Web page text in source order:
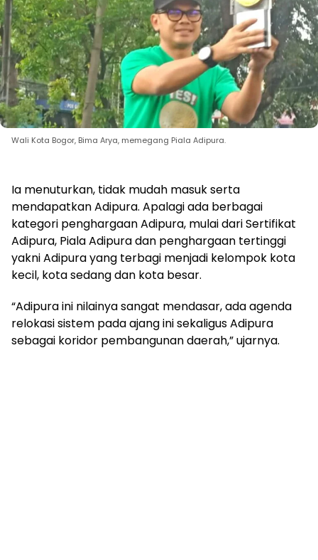
Wali Kota Bogor, Bima Arya, memegang Piala Adipura.
Ia menuturkan, tidak mudah masuk serta
mendapatkan Adipura. Apalagi ada berbagai
kategori penghargaan Adipura, mulai dari Sertifikat
Adipura, Piala Adipura dan penghargaan tertinggi
yakni Adipura yang terbagi menjadi kelompok kota
kecil, kota sedang dan kota besar.
“Adipura ini nilainya sangat mendasar, ada agenda
relokasi sistem pada ajang ini sekaligus Adipura
sebagai koridor pembangunan daerah,” ujarnya.